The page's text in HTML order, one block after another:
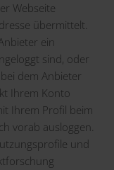
Webseite
übermittelt.
ein
sind, oder
dem Anbieter
Ihrem Konto
Ihrem Profil beim
vorab ausloggen.
und